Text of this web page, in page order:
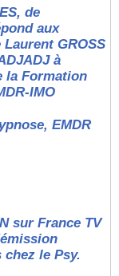
de
aux
GROSS
à
la Formation
IMO
EMDR
sur France TV
chez le Psy.